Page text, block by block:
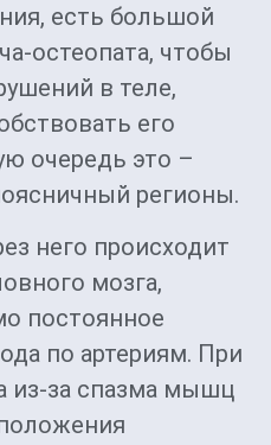
есть большой
остеопата, чтобы
в теле,
его
очередь это –
регионы.
него происходит
мозга,
постоянное
по артериям. При
из-за спазма мышц